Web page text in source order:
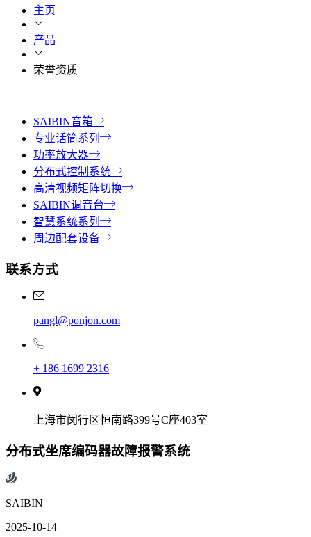
主页
产品
荣誉资质
SAIBIN音箱
专业话筒系列
功率放大器
分布式控制系统
高清视频矩阵切换
SAIBIN调音台
智慧系统系列
周边配套设备
联系方式
pangl@ponjon.com
+ 186 1699 2316
上海市闵行区恒南路399号C座403室
分布式坐席编码器故障报警系统
SAIBIN
2025-10-14